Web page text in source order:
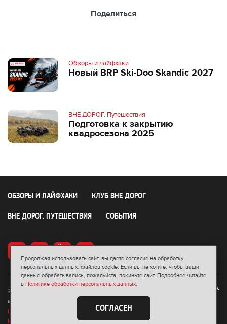
Продолжая использовать сайт, вы даете согласие на обработку
персональных данных: файлов cookie. Если вы не хотите, чтобы ваши
данные обрабатывались, пожалуйста, покиньте сайт. Подробнее читайте
в Политике обработки персональных данных.
СОГЛАСЕН
Поделиться
Обзоры и лайфхаки
Новый BRP Ski-Doo Skandic 2027
ВНЕ ДОРОГ. Путешествия
Подготовка к закрытию
квадросезона 2025
ОБЗОРЫ И ЛАЙФХАКИ
КЛУБ ВНЕ ДОРОГ
ВНЕ ДОРОГ. ПУТЕШЕСТВИЯ
СОБЫТИЯ
© 2026 Блог мотосалона «ВНЕ ДОРОГ». Любое использование
материала допускается только с письменного согласия редакции.
Политика конфиденциальности
Юридическая информация